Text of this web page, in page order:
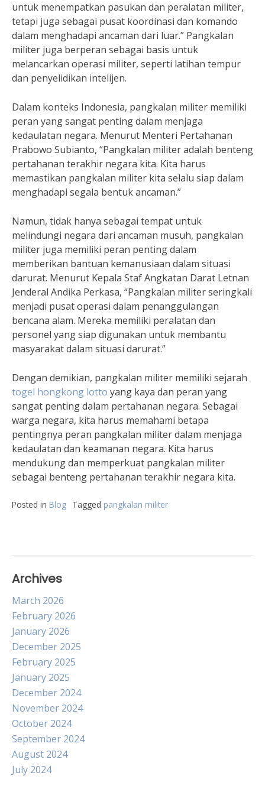
untuk menempatkan pasukan dan peralatan militer,
tetapi juga sebagai pusat koordinasi dan komando
dalam menghadapi ancaman dari luar.” Pangkalan
militer juga berperan sebagai basis untuk
melancarkan operasi militer, seperti latihan tempur
dan penyelidikan intelijen.
Dalam konteks Indonesia, pangkalan militer memiliki
peran yang sangat penting dalam menjaga
kedaulatan negara. Menurut Menteri Pertahanan
Prabowo Subianto, “Pangkalan militer adalah benteng
pertahanan terakhir negara kita. Kita harus
memastikan pangkalan militer kita selalu siap dalam
menghadapi segala bentuk ancaman.”
Namun, tidak hanya sebagai tempat untuk
melindungi negara dari ancaman musuh, pangkalan
militer juga memiliki peran penting dalam
memberikan bantuan kemanusiaan dalam situasi
darurat. Menurut Kepala Staf Angkatan Darat Letnan
Jenderal Andika Perkasa, “Pangkalan militer seringkali
menjadi pusat operasi dalam penanggulangan
bencana alam. Mereka memiliki peralatan dan
personel yang siap digunakan untuk membantu
masyarakat dalam situasi darurat.”
Dengan demikian, pangkalan militer memiliki sejarah
togel hongkong lotto yang kaya dan peran yang
sangat penting dalam pertahanan negara. Sebagai
warga negara, kita harus memahami betapa
pentingnya peran pangkalan militer dalam menjaga
kedaulatan dan keamanan negara. Kita harus
mendukung dan memperkuat pangkalan militer
sebagai benteng pertahanan terakhir negara kita.
Posted in Blog Tagged pangkalan militer
Archives
March 2026
February 2026
January 2026
December 2025
February 2025
January 2025
December 2024
November 2024
October 2024
September 2024
August 2024
July 2024